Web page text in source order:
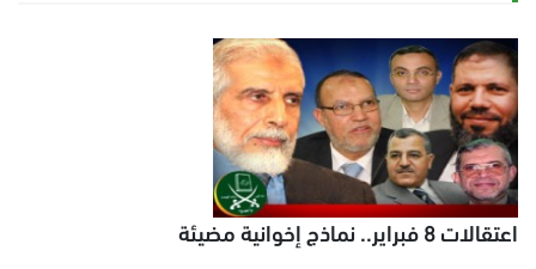
اعتقالات 8 فبراير.. نماذج إخوانية مضيئة